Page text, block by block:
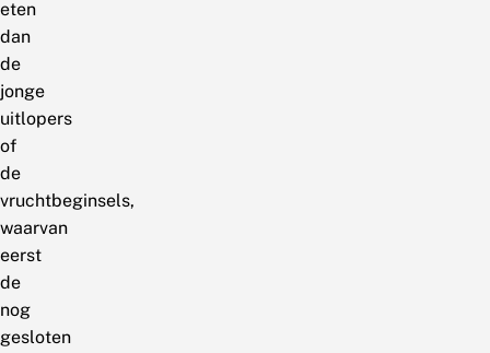
eten
dan
de
jonge
uitlopers
of
de
vruchtbeginsels,
waarvan
eerst
de
nog
gesloten